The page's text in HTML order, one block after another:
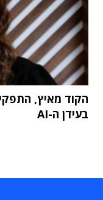
הקוד מאיץ,
בעידן ה-AI